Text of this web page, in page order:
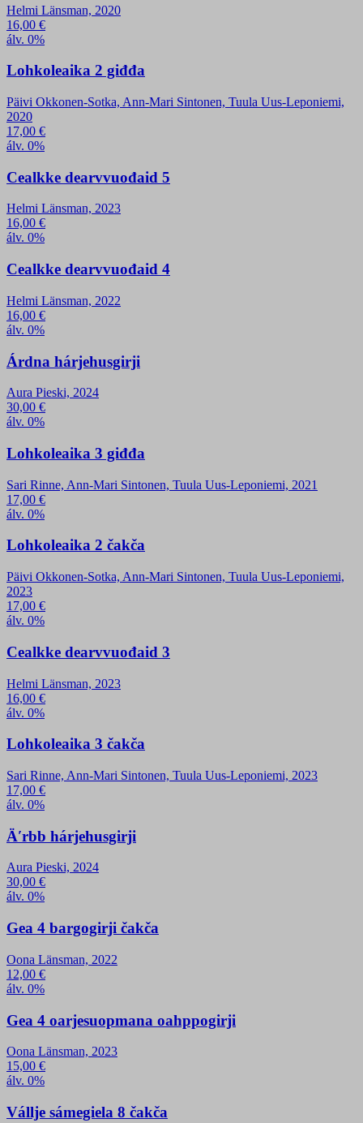
Helmi Länsman, 2020
16,00 €
álv. 0%
Lohkoleaika 2 giđđa
Päivi Okkonen-Sotka, Ann-Mari Sintonen, Tuula Uus-Leponiemi,
2020
17,00 €
álv. 0%
Cealkke dearvvuođaid 5
Helmi Länsman, 2023
16,00 €
álv. 0%
Cealkke dearvvuođaid 4
Helmi Länsman, 2022
16,00 €
álv. 0%
Árdna hárjehusgirji
Aura Pieski, 2024
30,00 €
álv. 0%
Lohkoleaika 3 giđđa
Sari Rinne, Ann-Mari Sintonen, Tuula Uus-Leponiemi, 2021
17,00 €
álv. 0%
Lohkoleaika 2 čakča
Päivi Okkonen-Sotka, Ann-Mari Sintonen, Tuula Uus-Leponiemi,
2023
17,00 €
álv. 0%
Cealkke dearvvuođaid 3
Helmi Länsman, 2023
16,00 €
álv. 0%
Lohkoleaika 3 čakča
Sari Rinne, Ann-Mari Sintonen, Tuula Uus-Leponiemi, 2023
17,00 €
álv. 0%
Äʹrbb hárjehusgirji
Aura Pieski, 2024
30,00 €
álv. 0%
Gea 4 bargogirji čakča
Oona Länsman, 2022
12,00 €
álv. 0%
Gea 4 oarjesuopmana oahppogirji
Oona Länsman, 2023
15,00 €
álv. 0%
Vállje sámegiela 8 čakča